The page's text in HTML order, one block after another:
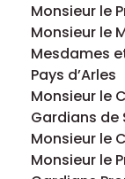
Monsieur le
Monsieur le
Mesdames
Pays d’Arles
Monsieur le
Gardians de
Monsieur le
Monsieur le